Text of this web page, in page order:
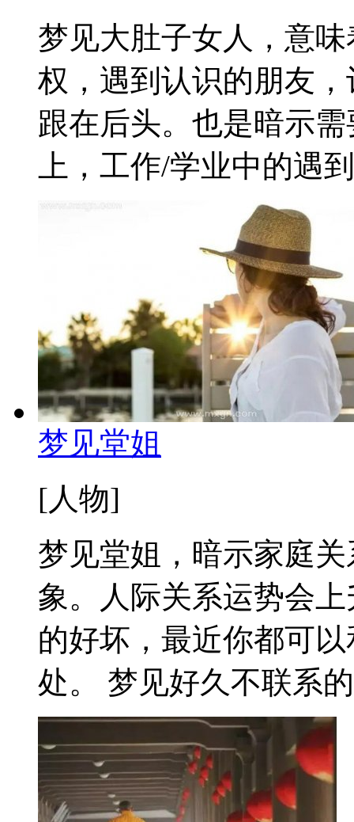
梦见大肚子女人，意
权，遇到认识的朋友
跟在后头。也是暗示
上，工作/学业中的遇
梦见堂姐
[人物]
梦见堂姐，暗示家庭
象。人际关系运势会
的好坏，最近你都可
处。 梦见好久不联系